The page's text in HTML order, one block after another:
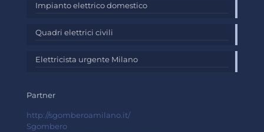
Impianto elettrico domestico
Quadri elettrici civili
Elettricista urgente Milano
Partner
http://sgomberoamilano.it/
Sgombero